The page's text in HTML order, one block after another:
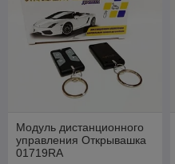
Модуль дистанционного
управления Открывашка
01719RA